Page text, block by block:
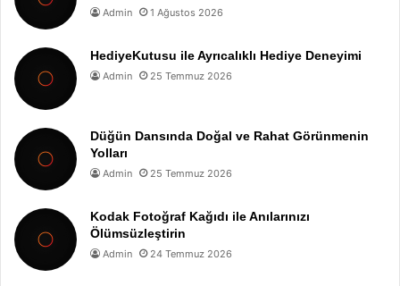
Admin 1 Ağustos 2026
HediyeKutusu ile Ayrıcalıklı Hediye Deneyimi
Admin 25 Temmuz 2026
Düğün Dansında Doğal ve Rahat Görünmenin
Yolları
Admin 25 Temmuz 2026
Kodak Fotoğraf Kağıdı ile Anılarınızı
Ölümsüzleştirin
Admin 24 Temmuz 2026